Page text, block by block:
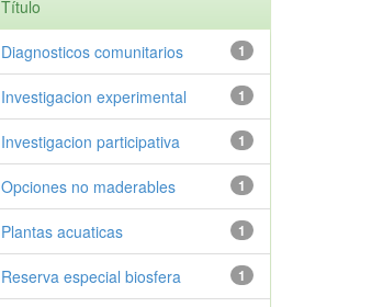
Título
1
Diagnosticos comunitarios
1
Investigacion experimental
1
Investigacion participativa
1
Opciones no maderables
1
Plantas acuaticas
1
Reserva especial biosfera